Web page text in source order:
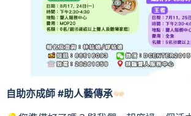
自助亦成師 #助人藝傳承👐🏻